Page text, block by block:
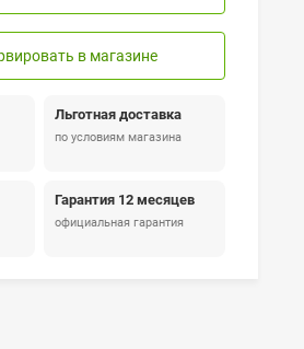
в магазине
Льготная доставка
по условиям магазина
Гарантия 12 месяцев
официальная гарантия